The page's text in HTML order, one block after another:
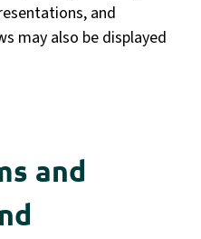
and
may also be displayed
and